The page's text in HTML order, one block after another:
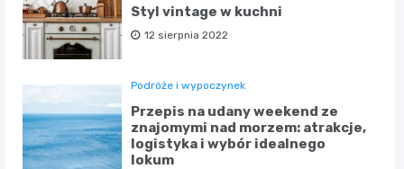
Styl vintage w kuchni
12 sierpnia 2022
Podróże i wypoczynek
Przepis na udany weekend ze
znajomymi nad morzem: atrakcje,
logistyka i wybór idealnego
lokum